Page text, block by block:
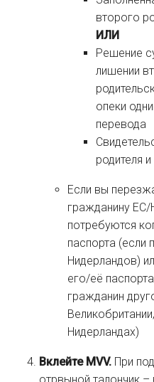
второго
ИЛИ
Решение
лишении
опеки
перевода
родителя
Если вы
гражданину ЕС/
потребуются
паспорта (если
Нидерландов)
его/её
гражданин
Нидерландах)
Вклейте MVV. При
отрвыной талончик